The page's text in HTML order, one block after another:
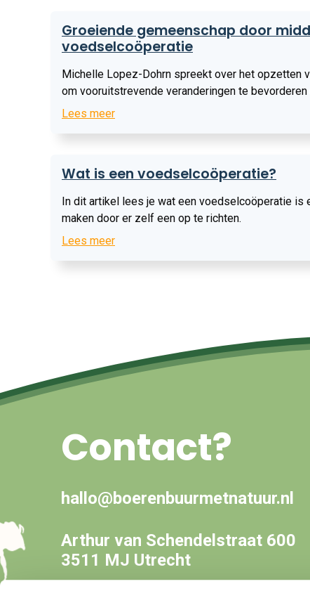
Groeiende gemeenschap door
voedselcoöperatie
Michelle Lopez-Dohrn spreekt over het opzetten
om vooruitstrevende veranderingen te
gemeenschap, economie en milieu, en als een
Lees meer
meer
Wat is een voedselcoöperatie?
In dit artikel lees je wat een voedselcoöperatie is
maken door er zelf een op te richten.
Lees meer
meer
Contact?
hallo@boerenbuurmetnatuur.nl
Arthur van Schendelstraat 600
3511 MJ Utrecht